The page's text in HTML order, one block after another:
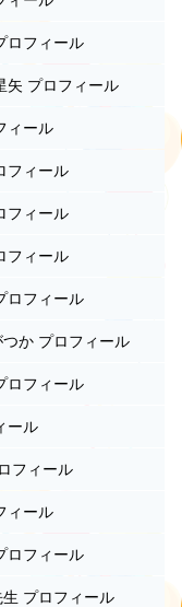
ロフィール
矢 プロフィール
ィール
フィール
フィール
フィール
ロフィール
か プロフィール
ロフィール
ール
フィール
ィール
ロフィール
プロフィール